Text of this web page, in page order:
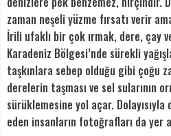
zaman neşeli yüzme fırsatı verir
İrili ufaklı bir çok ırmak, dere, çay
Karadeniz Bölgesi’nde sürekli
taşkınlara sebep olduğu gibi çoğu
derelerin taşması ve sel sularının
sürüklemesine yol açar. Dolayısıyla
eden insanların fotoğrafları da yer